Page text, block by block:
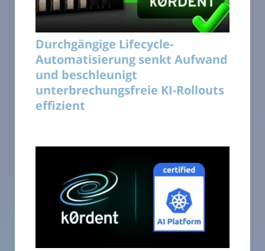
Durchgängige Lifecycle-
Automatisierung senkt Aufwand
und beschleunigt
unterbrechungsfreie KI-Rollouts
effizient